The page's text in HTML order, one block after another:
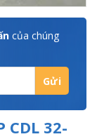
của chúng
CDL 32-